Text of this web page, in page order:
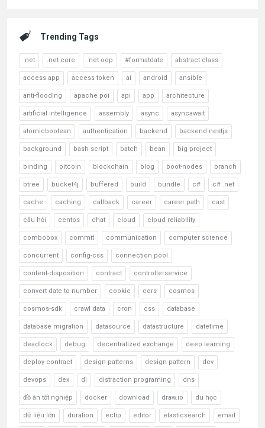
Trending Tags
.net .net core .net oop #formatdate abstract class
access app access token ai android ansible
anti-flooding apache poi api app architecture
artificial intelligence assembly async asyncawait
atomicboolean authentication backend backend nestjs
background bash script batch bean big project
binding bitcoin blockchain blog boot-nodes branch
btree bucket4j buffered build bundle c# c# .net
cache caching callback career career path cast
câu hỏi centos chat cloud cloud reliability
combobox commit communication computer science
concurrent config-css connection pool
content-disposition contract controllerservice
convert date to number cookie cors cosmos
cosmos-sdk crawl data cron css database
database migration datasource datastructure datetime
deadlock debug decentralized exchange deep learning
deploy contract design patterns design-pattern dev
devops dex di distraction programing dns
đồ án tốt nghiệp docker download draw.io du học
dữ liệu lớn duration eclip editor elasticsearch email